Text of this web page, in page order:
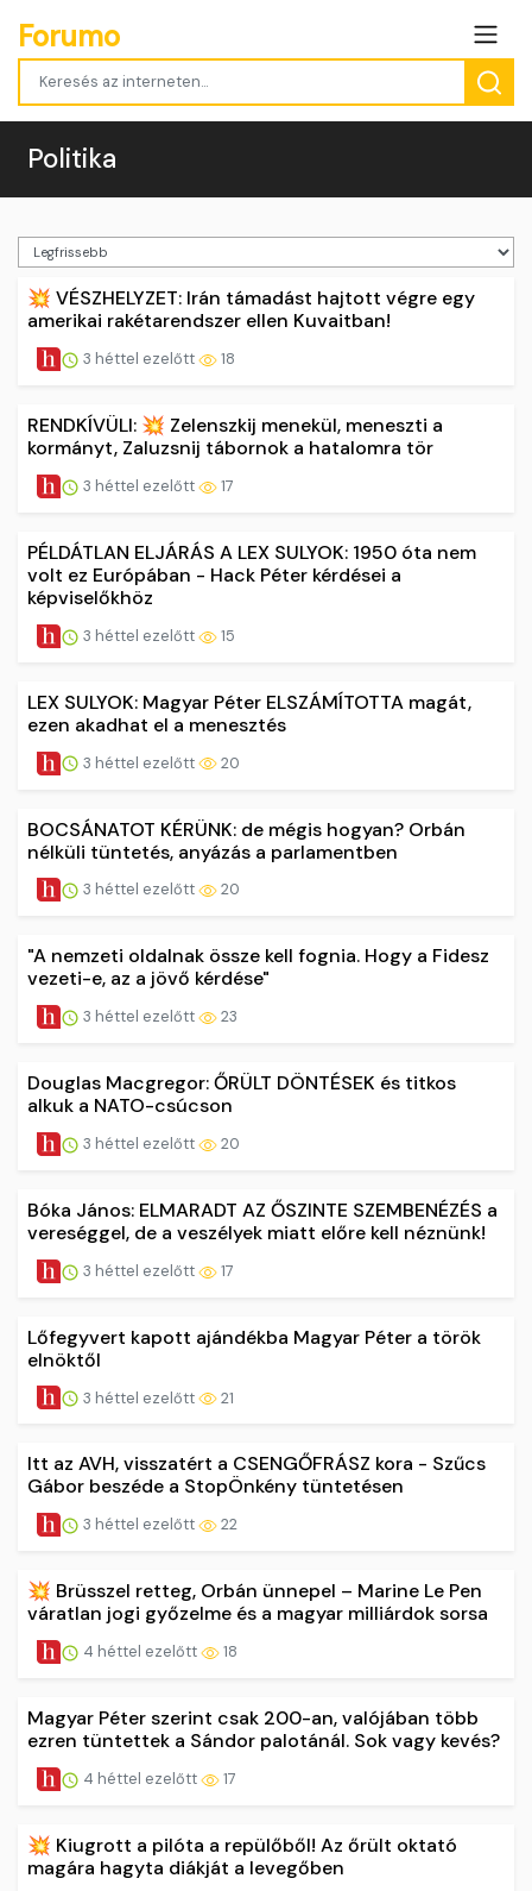
Forumo
Politika
💥 VÉSZHELYZET: Irán támadást hajtott végre egy
amerikai rakétarendszer ellen Kuvaitban!
3 héttel ezelőtt 18
RENDKÍVÜLI: 💥 Zelenszkij menekül, meneszti a
kormányt, Zaluzsnij tábornok a hatalomra tör
3 héttel ezelőtt 17
PÉLDÁTLAN ELJÁRÁS A LEX SULYOK: 1950 óta nem
volt ez Európában - Hack Péter kérdései a
képviselőkhöz
3 héttel ezelőtt 15
LEX SULYOK: Magyar Péter ELSZÁMÍTOTTA magát,
ezen akadhat el a menesztés
3 héttel ezelőtt 20
BOCSÁNATOT KÉRÜNK: de mégis hogyan? Orbán
nélküli tüntetés, anyázás a parlamentben
3 héttel ezelőtt 20
"A nemzeti oldalnak össze kell fognia. Hogy a Fidesz
vezeti-e, az a jövő kérdése"
3 héttel ezelőtt 23
Douglas Macgregor: ŐRÜLT DÖNTÉSEK és titkos
alkuk a NATO-csúcson
3 héttel ezelőtt 20
Bóka János: ELMARADT AZ ŐSZINTE SZEMBENÉZÉS a
vereséggel, de a veszélyek miatt előre kell néznünk!
3 héttel ezelőtt 17
Lőfegyvert kapott ajándékba Magyar Péter a török
elnöktől
3 héttel ezelőtt 21
Itt az AVH, visszatért a CSENGŐFRÁSZ kora - Szűcs
Gábor beszéde a StopÖnkény tüntetésen
3 héttel ezelőtt 22
💥 Brüsszel retteg, Orbán ünnepel – Marine Le Pen
váratlan jogi győzelme és a magyar milliárdok sorsa
4 héttel ezelőtt 18
Magyar Péter szerint csak 200-an, valójában több
ezren tüntettek a Sándor palotánál. Sok vagy kevés?
4 héttel ezelőtt 17
💥 Kiugrott a pilóta a repülőből! Az őrült oktató
magára hagyta diákját a levegőben